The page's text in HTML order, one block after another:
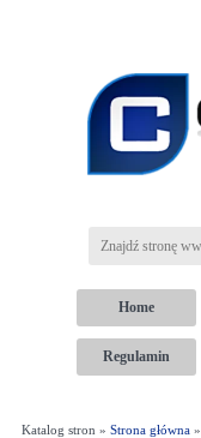
Home
Regulamin
Katalog stron » Strona główna»